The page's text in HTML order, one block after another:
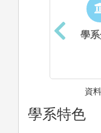
學
資
學系特色